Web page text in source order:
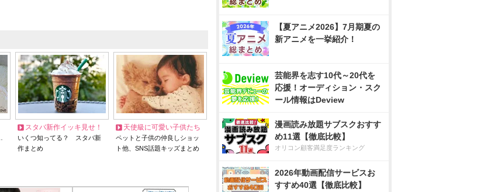
スタバ新作イッキ見せ！
いくつ知ってる？ スタバ新
作まとめ
天使級に可愛い子供たち
ペットと子供の仲良しショッ
ト他、SNS話題キッズまとめ
【夏アニメ2026】7月期夏の
新アニメを一挙紹介！
芸能界を志す10代～20代を
応援！オーディション・スク
ール情報はDeview
漫画読み放題サブスクおすす
め11選【徹底比較】
オリコン顧客満足度ランキング
2026年動画配信サービスお
すすめ40選【徹底比較】